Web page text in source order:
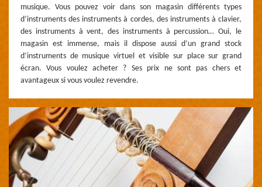
musique. Vous pouvez voir dans son magasin différents types
d’instruments des instruments à cordes, des instruments à clavier,
des instruments à vent, des instruments à percussion… Oui, le
magasin est immense, mais il dispose aussi d’un grand stock
d’instruments de musique virtuel et visible sur place sur grand
écran. Vous voulez acheter ? Ses prix ne sont pas chers et
avantageux si vous voulez revendre.